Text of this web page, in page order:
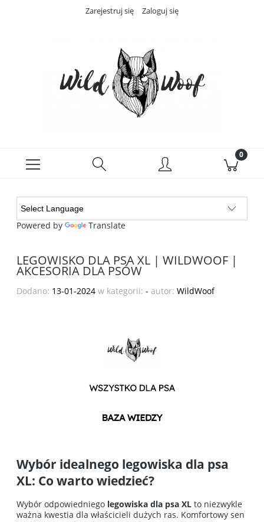
Zarejestruj się Zaloguj się
Powered by Translate
LEGOWISKO DLA PSA XL | WILDWOOF |
AKCESORIA DLA PSÓW
Dodano: 13-01-2024 w kategorii: - autor: WildWoof
Wybór idealnego legowiska dla psa
XL: Co warto wiedzieć?
Wybór odpowiedniego legowiska dla psa XL to niezwykle
ważna kwestia dla właścicieli dużych ras. Komfortowy sen